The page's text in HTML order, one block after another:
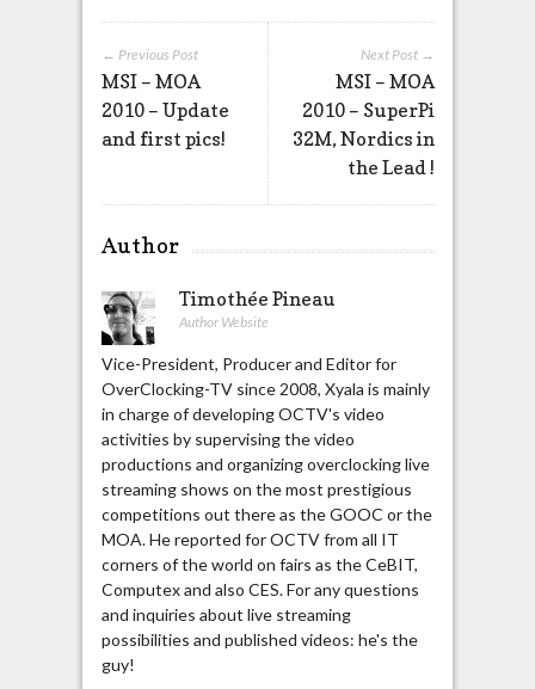
Next Post →
MSI – MOA
2010 – SuperPi
32M, Nordics in
the Lead !
← Previous Post
MSI – MOA
2010 – Update
and first pics!
Author
Timothée Pineau
Author Website
Vice-President, Producer and Editor for
OverClocking-TV since 2008, Xyala is mainly
in charge of developing OCTV's video
activities by supervising the video
productions and organizing overclocking live
streaming shows on the most prestigious
competitions out there as the GOOC or the
MOA. He reported for OCTV from all IT
corners of the world on fairs as the CeBIT,
Computex and also CES. For any questions
and inquiries about live streaming
possibilities and published videos: he's the
guy!